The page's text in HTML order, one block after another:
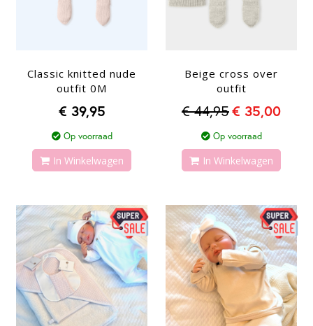
Classic knitted nude
outfit 0M
€ 39,95
Op voorraad
In Winkelwagen
Beige cross over
outfit
€ 44,95€ 35,00
Op voorraad
In Winkelwagen